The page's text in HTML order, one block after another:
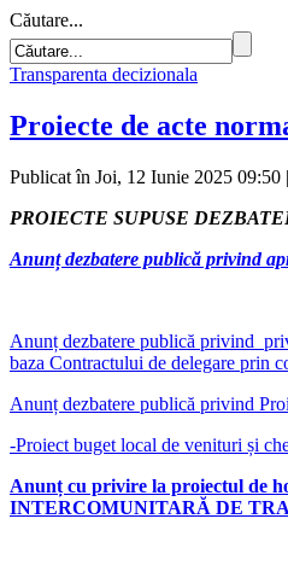
Căutare...
Transparenta decizionala
Proiecte de acte
Publicat în Joi, 12 Iunie 2025 09:50 |
PROIECTE SUPUSE
Anunț dezbatere publică privind
Anunț dezbatere publică privind
baza Contractului de delegare prin
Anunț dezbatere publică privind
-Proiect buget local de venituri și
Anunț cu privire la proiectul de
INTERCOMUNITARĂ DE